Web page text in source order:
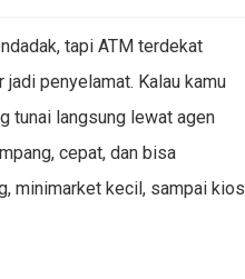
tapi ATM terdekat
penyelamat. Kalau kamu
tunai langsung lewat agen
cepat, dan bisa
minimarket kecil, sampai kios